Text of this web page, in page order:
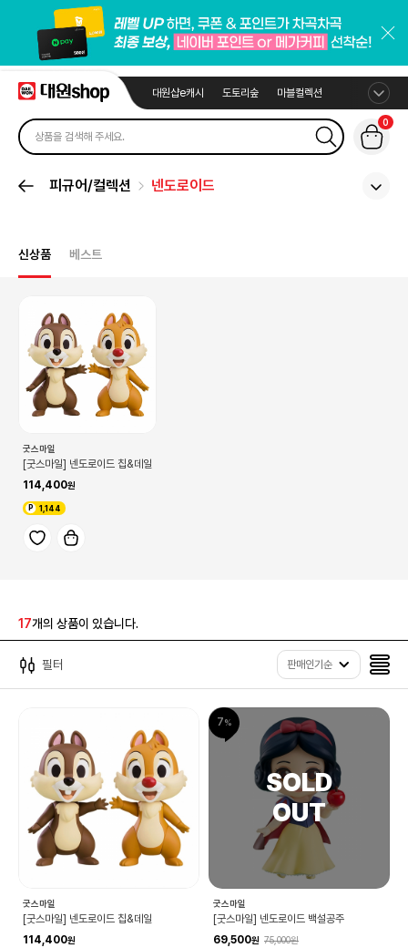
대원샵e캐시 도토리숲 마블컬렉션
0
피규어/컬렉션 넨도로이드
신상품 베스트
굿스마일
[굿스마일] 넨도로이드 칩&데일
114,400
1,144
17개의 상품이 있습니다.
필터 판매인기순
굿스마일
[굿스마일] 넨도로이드 칩&데일
114,400
7
굿스마일
[굿스마일] 넨도로이드 백설공주
69,500
75,000